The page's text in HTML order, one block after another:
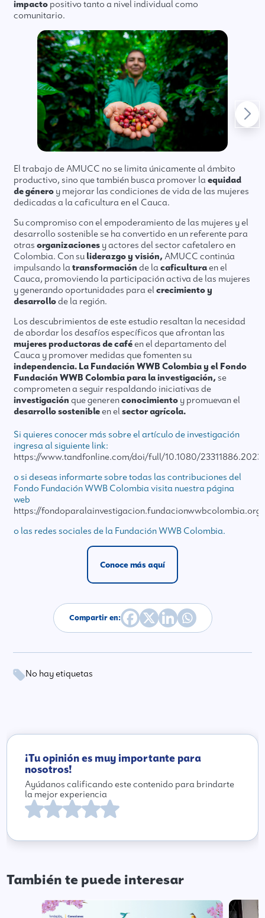
impacto positivo tanto a nivel individual como
comunitario.
El trabajo de AMUCC no se limita únicamente al ámbito
productivo, sino que también busca promover laequidad
de género y mejorar las condiciones de vida de las mujeres
dedicadas a la caficultura en el Cauca.
Su compromiso con el empoderamiento de las mujeres y el
desarrollo sostenible se ha convertido en un referente para
otrasorganizaciones y actores del sector cafetalero en
Colombia. Con su liderazgo y visión, AMUCC continúa
impulsando latransformación de lacaficulturaen el
Cauca, promoviendo la participación activa de las mujeres
y generando oportunidades para elcrecimiento y
desarrollode la región.
Los descubrimientos de este estudio resaltan la necesidad
de abordar los desafíos específicos que afrontan las
mujeres productoras de caféen el departamento del
Cauca y promover medidas que fomenten su
independencia. La Fundación WWB Colombia y el Fondo
Fundación WWB Colombia para la investigación, se
comprometen a seguir respaldando iniciativas de
investigación que generenconocimiento y promuevan el
desarrollo sostenibleen elsector agrícola.
Si quieres conocer más sobre el artículo de investigación
ingresa al siguiente link:
https://www.tandfonline.com/doi/full/10.1080/
o si deseas informarte sobre todas las contribuciones del
Fondo Fundación WWB Colombia visita nuestra página
web
https://fondoparalainvestigacion.fundacionwwbcolombia.org/
o las redes sociales de la Fundación WWB Colombia.
Conoce más aquí
Compartir en:
No hay etiquetas
¡Tu opinión es muy importante para
nosotros!
Ayúdanos calificando este contenido para brindarte
la mejor experiencia
También te puede interesar